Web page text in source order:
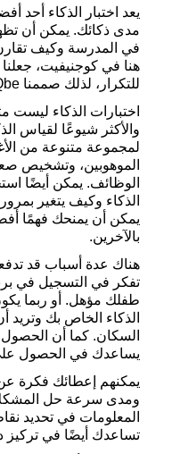
يعد اختبار الذكاء أحد
مدى ذكائك. يمكن أن تظهر
في المدرسة وكيف تقارن
هنا في كوجنيفيت، جعلنا
للتكرار، لذلك صممنا IQbe ليقدم نتائج فورية.
اختبارات الذكاء ليست
والأكثر شيوعًا لقياس
لمجموعة متنوعة من
الموهوبين، وتشخيص
الوظائف. يمكن أيضًا
الذكاء وكيف يتغير بمرور
يمكن أن يمنحك فهمًا أفضل
بالآخرين.
هناك عدة أسباب قد تدفعك
تفكر في التسجيل في
طفلك مؤهل. أو ربما
الذكاء الخاص بك وتريد
السكان. كما أن الحصول
يساعدك في الحصول على
يمكنهم إعطائك فكرة عن
ومدى سرعة حل
المعلومات في تحديد
تساعدك أيضًا في تركيز